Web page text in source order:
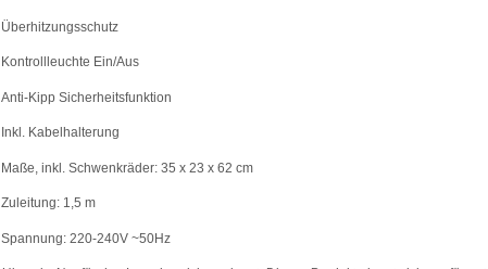
Überhitzungsschutz
Kontrollleuchte Ein/Aus
Anti-Kipp Sicherheitsfunktion
Inkl. Kabelhalterung
Maße, inkl. Schwenkräder: 35 x 23 x 62 cm
Zuleitung: 1,5 m
Spannung: 220-240V ~50Hz